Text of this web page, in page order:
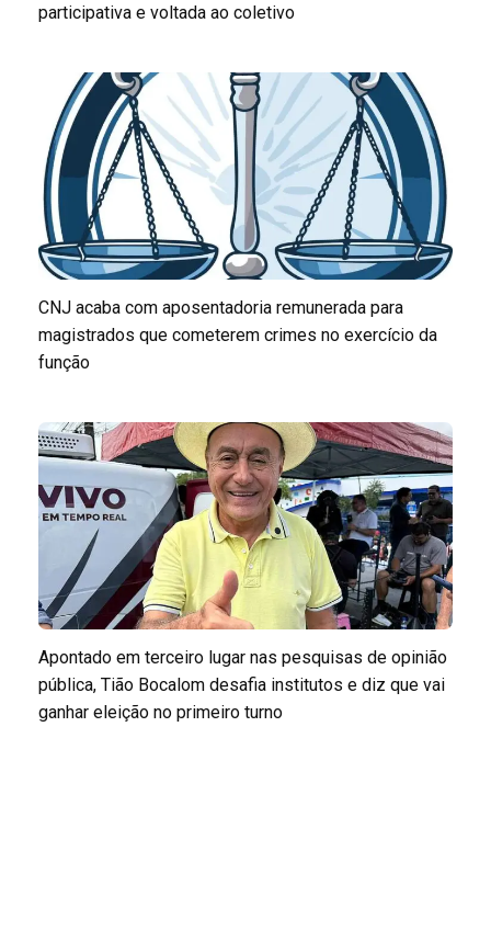
participativa e voltada ao coletivo
CNJ acaba com aposentadoria remunerada para
magistrados que cometerem crimes no exercício da
função
Apontado em terceiro lugar nas pesquisas de opinião
pública, Tião Bocalom desafia institutos e diz que vai
ganhar eleição no primeiro turno